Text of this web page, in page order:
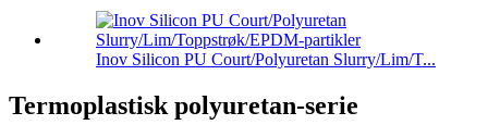
Inov Silicon PU Court/Polyuretan Slurry/Lim/T...
Termoplastisk polyuretan-serie